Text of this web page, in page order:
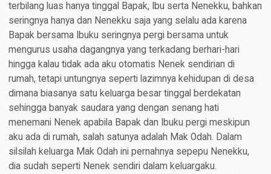
terbilang luas hanya tinggal Bapak, Ibu serta Nenekku, bahkan
seringnya hanya dan Nenekku saja yang selalu ada karena
Bapak bersama Ibuku seringnya pergi bersama untuk
mengurus usaha dagangnya yang terkadang berhari-hari
hingga kalau tidak ada aku otomatis Nenek sendirian di
rumah, tetapi untungnya seperti lazimnya kehidupan di desa
dimana biasanya satu keluarga besar tinggal berdekatan
sehingga banyak saudara yang dengan senang hati
menemani Nenek apabila Bapak dan Ibuku pergi meskipun
aku ada di rumah, salah satunya adalah Mak Odah. Dalam
silsilah keluarga Mak Odah ini pernahnya sepepu Nenekku,
dia sudah seperti Nenek sendiri dalam keluargaku.